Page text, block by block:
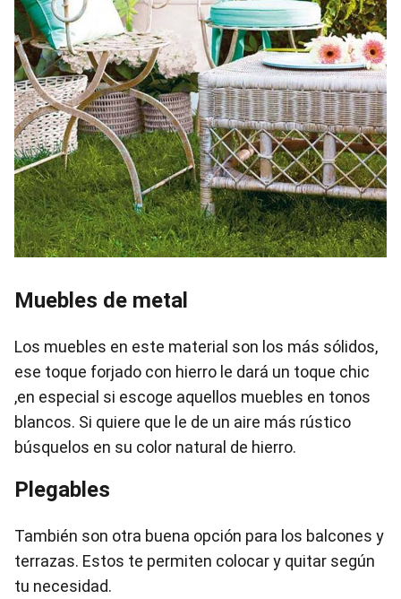
Muebles de metal
Los muebles en este material son los más sólidos,
ese toque forjado con hierro le dará un toque chic
,en especial si escoge aquellos muebles en tonos
blancos. Si quiere que le de un aire más rústico
búsquelos en su color natural de hierro.
Plegables
También son otra buena opción para los balcones y
terrazas. Estos te permiten colocar y quitar según
tu necesidad.